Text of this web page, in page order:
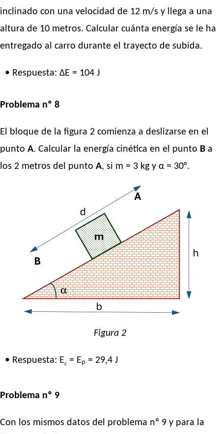
inclinado con una velocidad de 12 m/s y llega a una
altura de 10 metros. Calcular cuánta energía se le ha
entregado al carro durante el trayecto de subida.
• Respuesta: ΔE = 104 J
Problema nº 8
El bloque de la figura 2 comienza a deslizarse en el
punto A. Calcular la energía cinética en el punto B a
los 2 metros del punto A, si m = 3 kg y α = 30°.
Figura 2
• Respuesta: Ec = Eₚ = 29,4 J
Problema nº 9
Con los mismos datos del problema nº 9 y para la